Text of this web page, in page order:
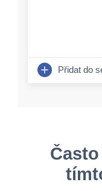
Přidat do